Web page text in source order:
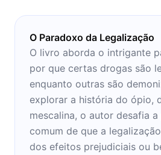
O Paradoxo da Legalização
O livro aborda o intrigante
por que certas drogas são
enquanto outras são
explorar a história do ópio,
mescalina, o autor desafia
comum de que a
dos efeitos prejudiciais ou